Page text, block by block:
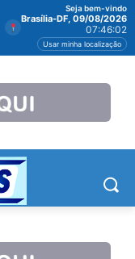
Seja bem-vindo
Brasília-DF, 09/08/2026
07:46:03
Usar minha localização